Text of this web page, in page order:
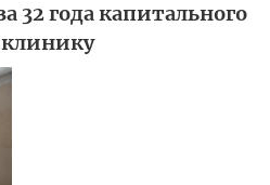
32 года капитального